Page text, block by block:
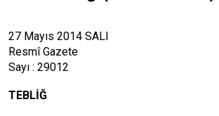
27 Mayıs 2014 SALI
Resmî Gazete
Sayı : 29012
TEBLİĞ